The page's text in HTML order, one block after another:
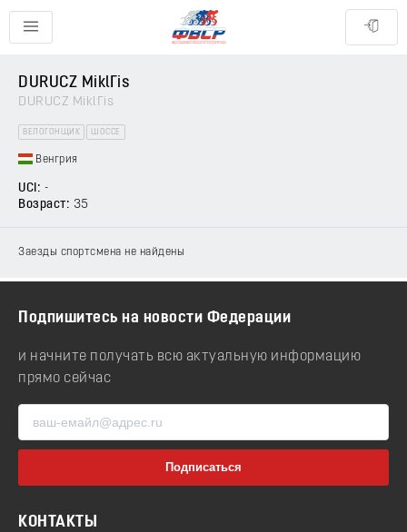
DURUCZ MiklГіs
DURUCZ MiklГіs
ВЕЛОГОНЩИК ШОССЕ
Венгрия
UCI: -
Возраст: 35
Заезды спортсмена не найдены
Подпишитесь на новости Федерации
и начните получать всю актуальную информацию
прямо сейчас
КОНТАКТЫ